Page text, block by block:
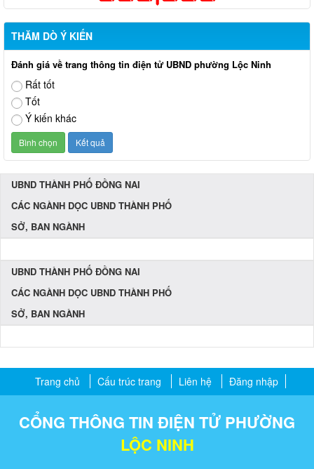
THĂM DÒ Ý KIẾN
Đánh giá về trang thông tin điện tử UBND phường Lộc Ninh
Rất tốt
Tốt
Ý kiến khác
UBND THÀNH PHỐ ĐỒNG NAI
CÁC NGÀNH DỌC UBND THÀNH PHỐ
SỞ, BAN NGÀNH
UBND THÀNH PHỐ ĐỒNG NAI
CÁC NGÀNH DỌC UBND THÀNH PHỐ
SỞ, BAN NGÀNH
Trang chủ Cấu trúc trang Liên hệ Đăng nhập
CỔNG THÔNG TIN ĐIỆN TỬ PHƯỜNG
LỘC NINH